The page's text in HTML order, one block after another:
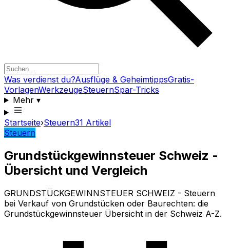
Was verdienst du?Ausflüge & GeheimtippsGratis-
VorlagenWerkzeugeSteuernSpar-Tricks
Mehr▾
Startseite›Steuern31 Artikel
Steuern
Grundstückgewinnsteuer Schweiz -
Übersicht und Vergleich
GRUNDSTÜCKGEWINNSTEUER SCHWEIZ - Steuern
bei Verkauf von Grundstücken oder Baurechten: die
Grundstückgewinnsteuer Übersicht in der Schweiz A-Z.